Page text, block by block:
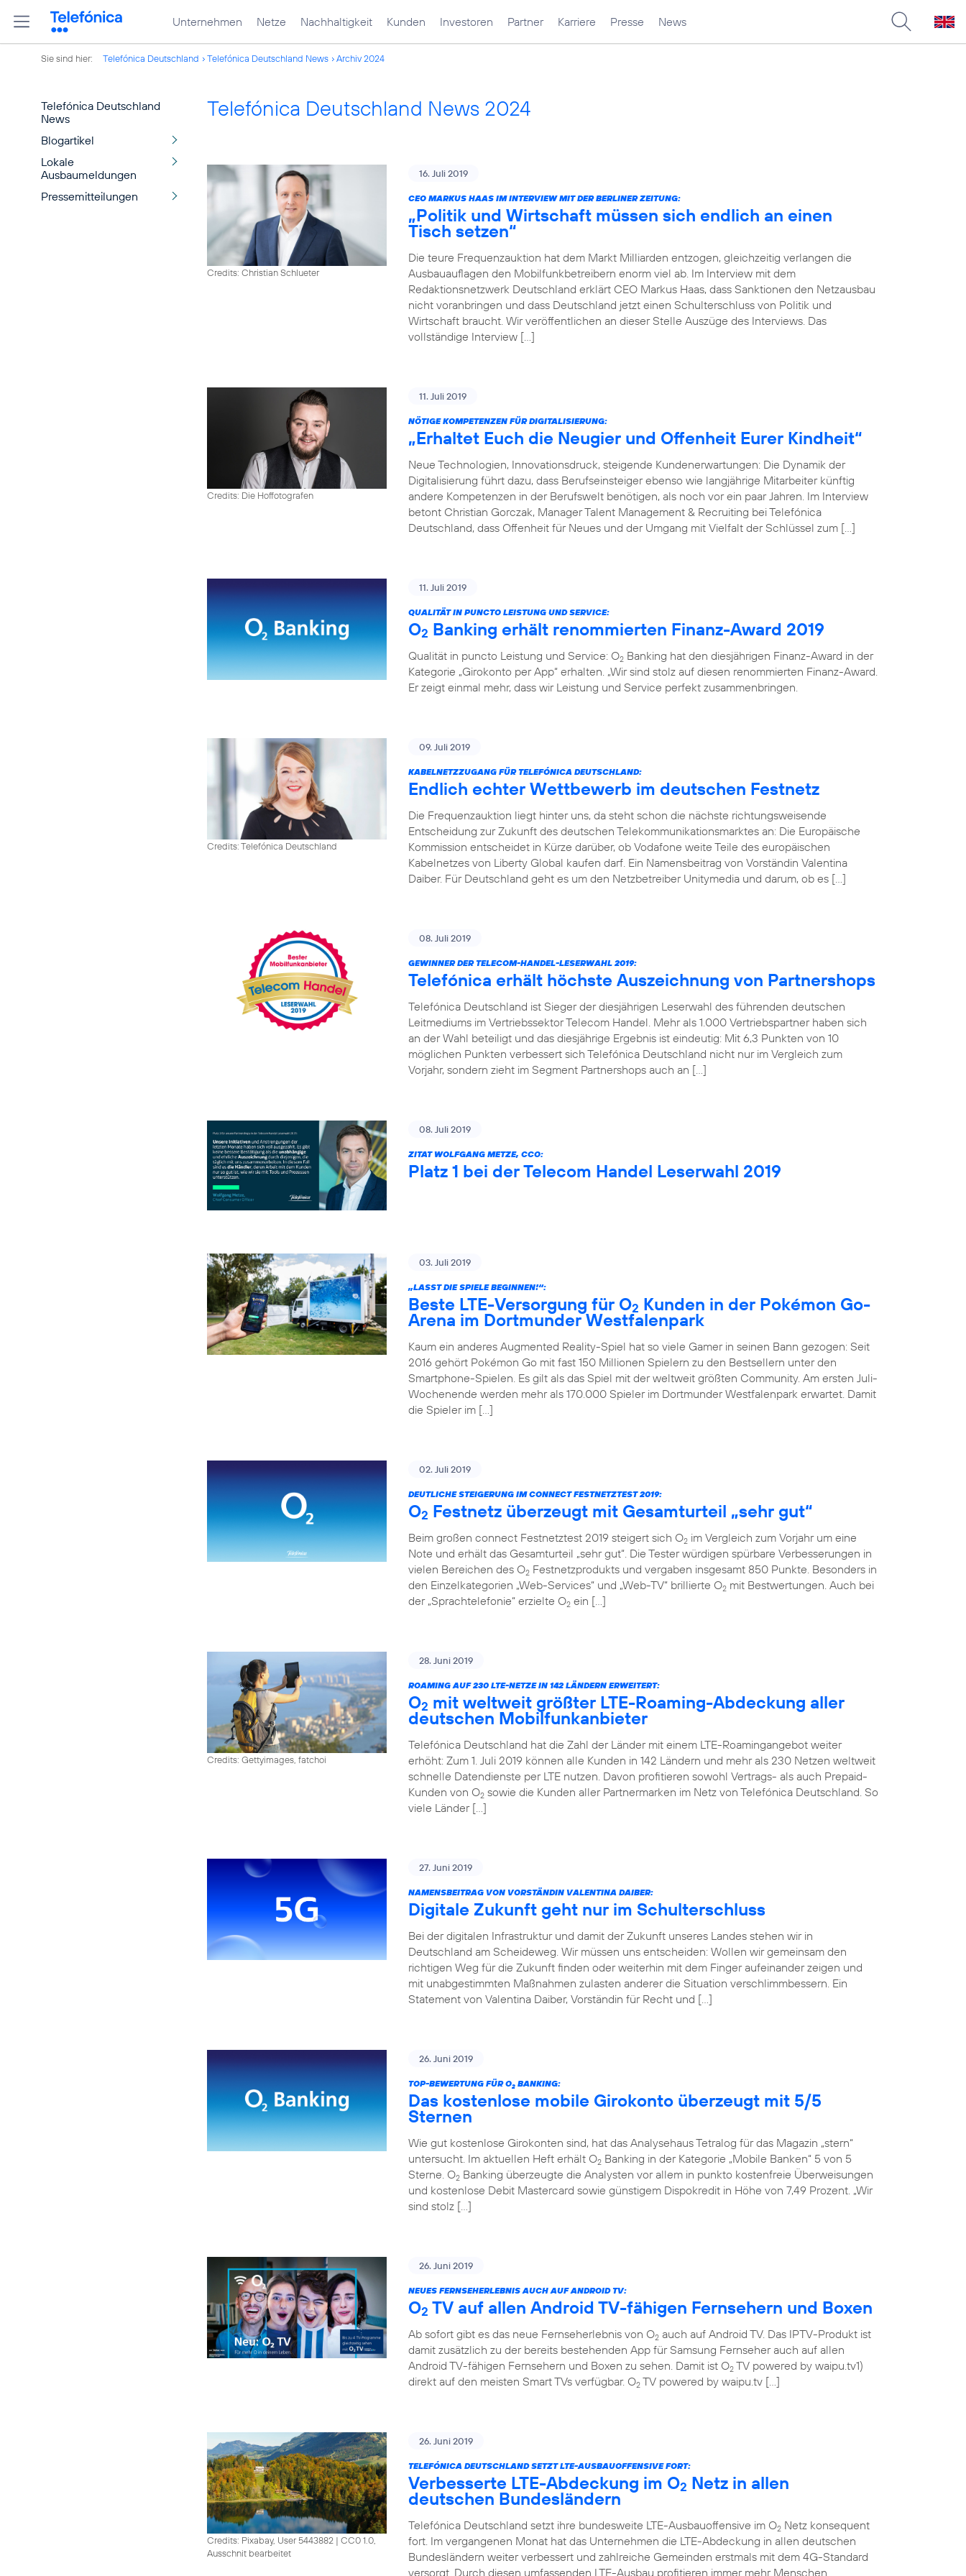
Unternehmen Netze Nachhaltigkeit Kunden Investoren Partner Karriere Presse News
Sie sind hier: Telefónica Deutschland Telefónica Deutschland News Archiv 2024
Telefónica Deutschland
News
Blogartikel
Lokale
Ausbaumeldungen
Pressemitteilungen
Telefónica Deutschland News 2024
Credits: Christian Schlueter
16. Juli 2019
CEO MARKUS HAAS IM INTERVIEW MIT DER BERLINER ZEITUNG:
„Politik und Wirtschaft müssen sich endlich an einen
Tisch setzen“
Die teure Frequenzauktion hat dem Markt Milliarden entzogen, gleichzeitig verlangen die
Ausbauauflagen den Mobilfunkbetreibern enorm viel ab. Im Interview mit dem
Redaktionsnetzwerk Deutschland erklärt CEO Markus Haas, dass Sanktionen den Netzausbau
nicht voranbringen und dass Deutschland jetzt einen Schulterschluss von Politik und
Wirtschaft braucht. Wir veröffentlichen an dieser Stelle Auszüge des Interviews. Das
vollständige Interview […]
Credits: Die Hoffotografen
11. Juli 2019
NÖTIGE KOMPETENZEN FÜR DIGITALISIERUNG:
„Erhaltet Euch die Neugier und Offenheit Eurer Kindheit“
Neue Technologien, Innovationsdruck, steigende Kundenerwartungen: Die Dynamik der
Digitalisierung führt dazu, dass Berufseinsteiger ebenso wie langjährige Mitarbeiter künftig
andere Kompetenzen in der Berufswelt benötigen, als noch vor ein paar Jahren. Im Interview
betont Christian Gorczak, Manager Talent Management & Recruiting bei Telefónica
Deutschland, dass Offenheit für Neues und der Umgang mit Vielfalt der Schlüssel zum […]
11. Juli 2019
QUALITÄT IN PUNCTO LEISTUNG UND SERVICE:
O2 Banking erhält renommierten Finanz-Award 2019
Qualität in puncto Leistung und Service: O2 Banking hat den diesjährigen Finanz-Award in der
Kategorie „Girokonto per App“ erhalten. „Wir sind stolz auf diesen renommierten Finanz-Award.
Er zeigt einmal mehr, dass wir Leistung und Service perfekt zusammenbringen.
Credits: Telefónica Deutschland
09. Juli 2019
KABELNETZZUGANG FÜR TELEFÓNICA DEUTSCHLAND:
Endlich echter Wettbewerb im deutschen Festnetz
Die Frequenzauktion liegt hinter uns, da steht schon die nächste richtungsweisende
Entscheidung zur Zukunft des deutschen Telekommunikationsmarktes an: Die Europäische
Kommission entscheidet in Kürze darüber, ob Vodafone weite Teile des europäischen
Kabelnetzes von Liberty Global kaufen darf. Ein Namensbeitrag von Vorständin Valentina
Daiber. Für Deutschland geht es um den Netzbetreiber Unitymedia und darum, ob es […]
08. Juli 2019
GEWINNER DER TELECOM-HANDEL-LESERWAHL 2019:
Telefónica erhält höchste Auszeichnung von Partnershops
Telefónica Deutschland ist Sieger der diesjährigen Leserwahl des führenden deutschen
Leitmediums im Vertriebssektor Telecom Handel. Mehr als 1.000 Vertriebspartner haben sich
an der Wahl beteiligt und das diesjährige Ergebnis ist eindeutig: Mit 6,3 Punkten von 10
möglichen Punkten verbessert sich Telefónica Deutschland nicht nur im Vergleich zum
Vorjahr, sondern zieht im Segment Partnershops auch an […]
08. Juli 2019
ZITAT WOLFGANG METZE, CCO:
Platz 1 bei der Telecom Handel Leserwahl 2019
03. Juli 2019
„LASST DIE SPIELE BEGINNEN!“:
Beste LTE-Versorgung für O2 Kunden in der Pokémon Go-
Arena im Dortmunder Westfalenpark
Kaum ein anderes Augmented Reality-Spiel hat so viele Gamer in seinen Bann gezogen: Seit
2016 gehört Pokémon Go mit fast 150 Millionen Spielern zu den Bestsellern unter den
Smartphone-Spielen. Es gilt als das Spiel mit der weltweit größten Community. Am ersten Juli-
Wochenende werden mehr als 170.000 Spieler im Dortmunder Westfalenpark erwartet. Damit
die Spieler im […]
02. Juli 2019
DEUTLICHE STEIGERUNG IM CONNECT FESTNETZTEST 2019:
O2 Festnetz überzeugt mit Gesamturteil „sehr gut“
Beim großen connect Festnetztest 2019 steigert sich O2 im Vergleich zum Vorjahr um eine
Note und erhält das Gesamturteil „sehr gut“. Die Tester würdigen spürbare Verbesserungen in
vielen Bereichen des O2 Festnetzprodukts und vergaben insgesamt 850 Punkte. Besonders in
den Einzelkategorien „Web-Services“ und „Web-TV“ brillierte O2 mit Bestwertungen. Auch bei
der „Sprachtelefonie“ erzielte O2 ein […]
Credits: Gettyimages, fatchoi
28. Juni 2019
ROAMING AUF 230 LTE-NETZE IN 142 LÄNDERN ERWEITERT:
O2 mit weltweit größter LTE-Roaming-Abdeckung aller
deutschen Mobilfunkanbieter
Telefónica Deutschland hat die Zahl der Länder mit einem LTE-Roamingangebot weiter
erhöht: Zum 1. Juli 2019 können alle Kunden in 142 Ländern und mehr als 230 Netzen weltweit
schnelle Datendienste per LTE nutzen. Davon profitieren sowohl Vertrags- als auch Prepaid-
Kunden von O2 sowie die Kunden aller Partnermarken im Netz von Telefónica Deutschland. So
viele Länder […]
27. Juni 2019
NAMENSBEITRAG VON VORSTÄNDIN VALENTINA DAIBER:
Digitale Zukunft geht nur im Schulterschluss
Bei der digitalen Infrastruktur und damit der Zukunft unseres Landes stehen wir in
Deutschland am Scheideweg. Wir müssen uns entscheiden: Wollen wir gemeinsam den
richtigen Weg für die Zukunft finden oder weiterhin mit dem Finger aufeinander zeigen und
mit unabgestimmten Maßnahmen zulasten anderer die Situation verschlimmbessern. Ein
Statement von Valentina Daiber, Vorständin für Recht und […]
26. Juni 2019
TOP-BEWERTUNG FÜR O2 BANKING:
Das kostenlose mobile Girokonto überzeugt mit 5/5
Sternen
Wie gut kostenlose Girokonten sind, hat das Analysehaus Tetralog für das Magazin „stern“
untersucht. Im aktuellen Heft erhält O2 Banking in der Kategorie „Mobile Banken“ 5 von 5
Sterne. O2 Banking überzeugte die Analysten vor allem in punkto kostenfreie Überweisungen
und kostenlose Debit Mastercard sowie günstigem Dispokredit in Höhe von 7,49 Prozent. „Wir
sind stolz […]
26. Juni 2019
NEUES FERNSEHERLEBNIS AUCH AUF ANDROID TV:
O2 TV auf allen Android TV-fähigen Fernsehern und Boxen
Ab sofort gibt es das neue Fernseherlebnis von O2 auch auf Android TV. Das IPTV-Produkt ist
damit zusätzlich zu der bereits bestehenden App für Samsung Fernseher auch auf allen
Android TV-fähigen Fernsehern und Boxen zu sehen. Damit ist O2 TV powered by waipu.tv1)
direkt auf den meisten Smart TVs verfügbar. O2 TV powered by waipu.tv […]
Credits: Pixabay, User 5443882 | CC0 1.0,
Ausschnit bearbeitet
26. Juni 2019
TELEFÓNICA DEUTSCHLAND SETZT LTE-AUSBAUOFFENSIVE FORT:
Verbesserte LTE-Abdeckung im O2 Netz in allen
deutschen Bundesländern
Telefónica Deutschland setzt ihre bundesweite LTE-Ausbauoffensive im O2 Netz konsequent
fort. Im vergangenen Monat hat das Unternehmen die LTE-Abdeckung in allen deutschen
Bundesländern weiter verbessert und zahlreiche Gemeinden erstmals mit dem 4G-Standard
versorgt. Durch diesen umfassenden LTE-Ausbau profitieren immer mehr Menschen